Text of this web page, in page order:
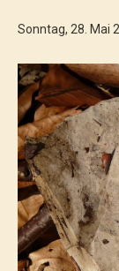
Förderer
Für Kinder
Vorträge,
Sonntag, 28. Mai